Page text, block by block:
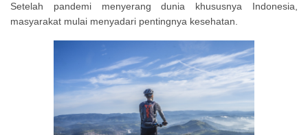
Setelah pandemi menyerang dunia khususnya Indonesia,
masyarakat mulai menyadari pentingnya kesehatan.